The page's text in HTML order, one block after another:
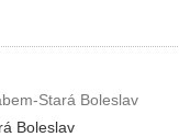
Stará Boleslav
Boleslav